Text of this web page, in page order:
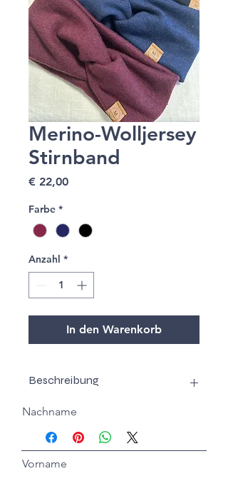
Merino-Wolljersey
Stirnband
€ 22,00Preis
Farbe *
Anzahl *
In den Warenkorb
Beschreibung
Italienischer Wolljerseys (100%
Merinowolle) aus weicher,
mulesingfreier Merinowolle in
wunderschönen und vie lseitig
Nachname
Vorname